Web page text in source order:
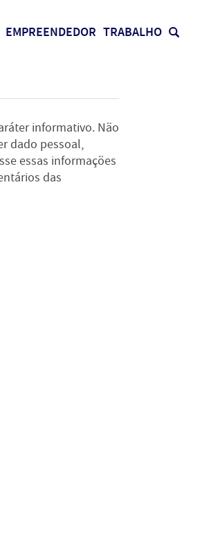
EMPREENDEDOR TRABALHO
informativo. Não
dado pessoal,
essas informações
das